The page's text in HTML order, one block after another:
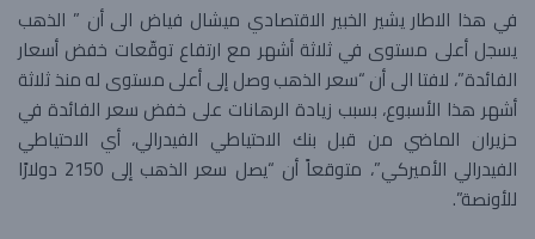
في هذا الاطار يشير الخبير الاقتصادي ميشال فياض الى أن ” الذهب
يسجل أعلى مستوى في ثلاثة أشهر مع ارتفاع توقّعات خفض أسعار
الفائدة”، لافتا الى أن “سعر الذهب وصل إلى أعلى مستوى له منذ ثلاثة
أشهر هذا الأسبوع، بسبب زيادة الرهانات على خفض سعر الفائدة في
حزيران الماضي من قبل بنك الاحتياطي الفيدرالي، أي الاحتياطي
الفيدرالي الأميركي”، متوقعاً أن “يصل سعر الذهب إلى 2150 دولارًا
للأونصة”.